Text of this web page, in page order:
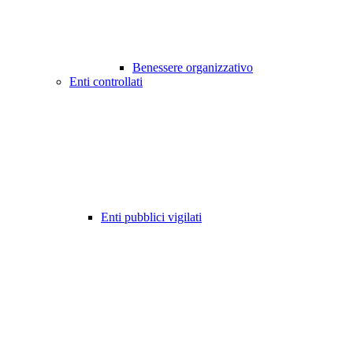
Benessere organizzativo
Enti controllati
Enti pubblici vigilati